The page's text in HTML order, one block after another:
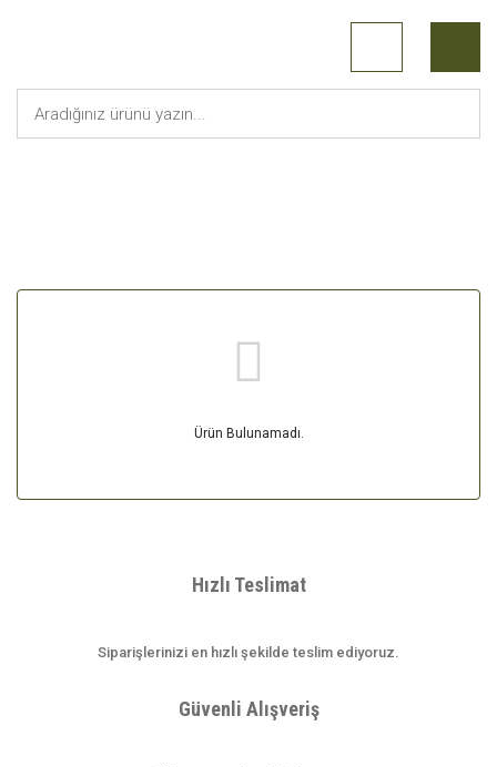
Ürün Bulunamadı.
Hızlı Teslimat
Siparişlerinizi en hızlı şekilde teslim ediyoruz.
Güvenli Alışveriş